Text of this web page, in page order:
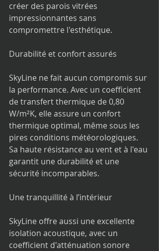
créer des parois vitrées
impressionnantes sans
compromettre l'esthétique.
Durabilité et confort assurés
SkyLine ne fait aucun compromis sur
la performance. Avec un coefficient
de transfert thermique de 0,80
W/m²K, elle assure un confort
thermique optimal, même sous les
pires conditions météorologiques.
Sa haute résistance au vent et à l'eau
garantit une durabilité et une
sécurité incomparables.
Une tranquillité à l’intérieur
SkyLine offre aussi une excellente
isolation acoustique, avec un
coefficient d'atténuation sonore